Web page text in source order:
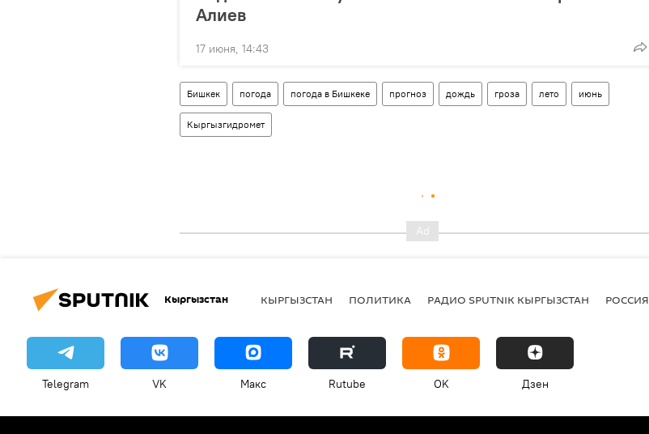
Алиев
17 июня, 14:43
Бишкек погода погода в Бишкеке прогноз дождь гроза лето июнь
Кыргызгидромет
Кыргызстан КЫРГЫЗСТАН ПОЛИТИКА РАДИО SPUTNIK КЫРГЫЗСТАН РОССИЯ
Telegram VK Макс Rutube OK Дзен